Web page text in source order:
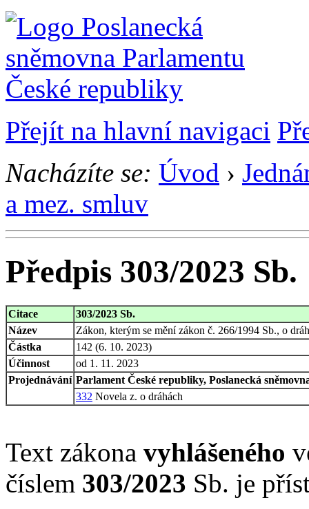
Přejít na hlavní navigaci
Nacházíte se: Úvod ›
a mez. smluv
Předpis 303/2023 Sb.
Citace
303/2023 Sb.
Název
Zákon, kterým se mění zákon č. 266/1994 Sb., o
Částka
142 (6. 10. 2023)
Účinnost
od 1. 11. 2023
Projednávání Parlament České republiky, Poslanecká
332 Novela z. o dráhách
Text zákona vyhlášeného
číslem 303/2023 Sb. je